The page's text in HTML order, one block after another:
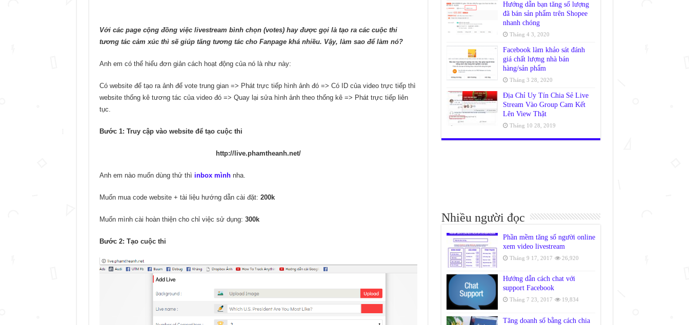
Với các page cộng đồng việc livestream bình chọn (votes) hay được gọi là tạo ra các cuộc thi
tương tác cảm xúc thì sẽ giúp tăng tương tác cho Fanpage khá nhiều. Vậy, làm sao để làm nó?
Anh em có thể hiểu đơn giản cách hoạt động của nó là như này:
Có website để tạo ra ảnh để vote trung gian => Phát trực tiếp hình ảnh đó => Có ID của video trực tiếp thì
website thống kê tương tác của video đó => Quay lại sửa hình ảnh theo thống kê => Phát trực tiếp liên
tục.
Bước 1: Truy cập vào website để tạo cuộc thi
http://live.phamtheanh.net/
Anh em nào muốn dùng thử thì inbox mìnhnha.
Muốn mua code website + tài liệu hướng dẫn cài đặt: 200k
Muốn mình cài hoàn thiện cho chỉ việc sử dụng: 300k
Bước 2: Tạo cuộc thi
Hướng dẫn bạn tăng số lượng
đã bán sản phẩm trên Shopee
nhanh chóng
Tháng 4 3, 2020
Facebook làm khảo sát đánh
giá chất lượng nhà bán
hàng/sản phẩm
Tháng 3 28, 2020
Địa Chỉ Uy Tín Chia Sẻ Live
Stream Vào Group Cam Kết
Lên View Thật
Tháng 10 28, 2019
Nhiều người đọc
Phần mềm tăng số người online
xem video livestream
Tháng 9 17, 2017 26,920
Hướng dẫn cách chat với
support Facebook
Tháng 7 23, 2017 19,834
Tăng doanh số bằng cách chia